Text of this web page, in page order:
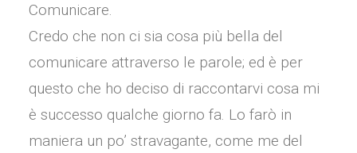
Comunicare.
Credo che non ci sia cosa più bella del
comunicare attraverso le parole; ed è per
questo che ho deciso di raccontarvi cosa mi
è successo qualche giorno fa. Lo farò in
maniera un po’ stravagante, come me del